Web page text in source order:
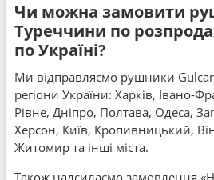
Чи можна замовити
Туреччини по
по Україні?
Ми відправляємо рушники
регіони України: Харків, Івано-
Рівне, Дніпро, Полтава, Одеса,
Херсон, Київ, Кропивницький,
Житомир та інші міста.
Також надсилаємо замовлення